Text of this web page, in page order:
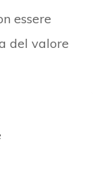
essere
del valore